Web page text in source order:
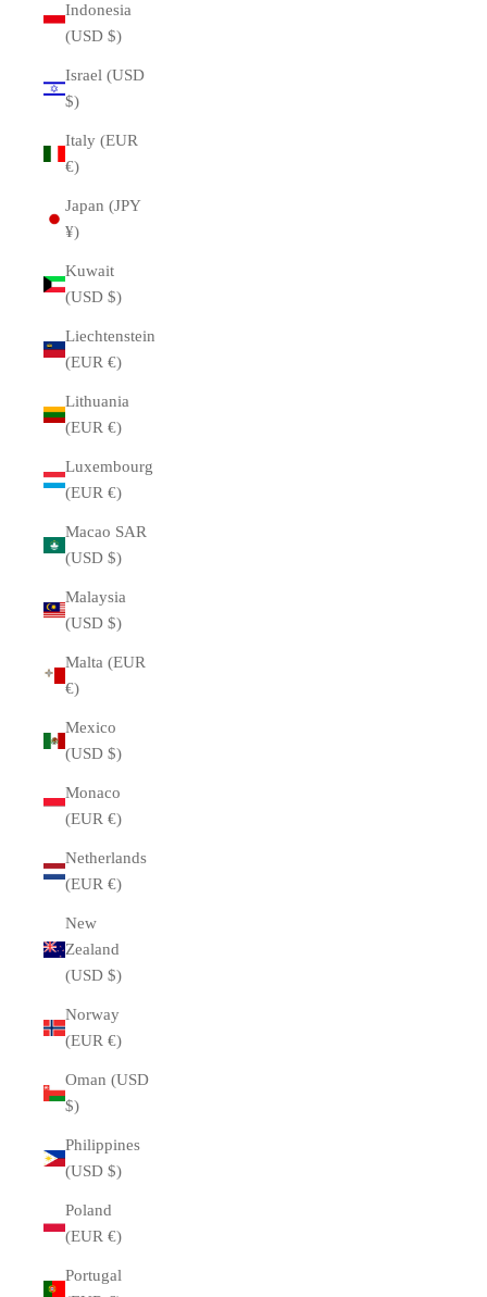
Indonesia
(USD $)
Israel (USD
$)
Italy (EUR
€)
Japan (JPY
¥)
Kuwait
(USD $)
Liechtenstein
(EUR €)
Lithuania
(EUR €)
Luxembourg
(EUR €)
Macao SAR
(USD $)
Malaysia
(USD $)
Malta (EUR
€)
Mexico
(USD $)
Monaco
(EUR €)
Netherlands
(EUR €)
New
Zealand
(USD $)
Norway
(EUR €)
Oman (USD
$)
Philippines
(USD $)
Poland
(EUR €)
Portugal